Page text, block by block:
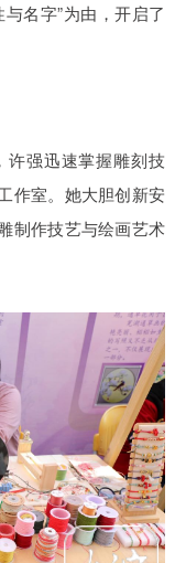
名字”为由，开启了
强迅速掌握雕刻技
作室。她大胆创新安
制作技艺与绘画艺术